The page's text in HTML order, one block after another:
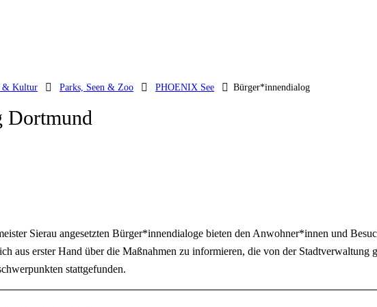
& Kultur Parks, Seen & Zoo PHOENIX See Bürger*innendialog
Dortmund
Sierau angesetzten Bürger*innendialoge bieten den Anwohner*innen und
aus erster Hand über die Maßnahmen zu informieren, die von der Stadtverwaltung
stattgefunden.